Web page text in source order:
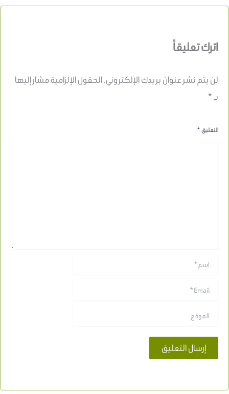
اترك تعليقاً
لن يتم نشر عنوان بريدك الإلكتروني.الحقول الإلزامية مشار إليها
بـ*
التعليق*